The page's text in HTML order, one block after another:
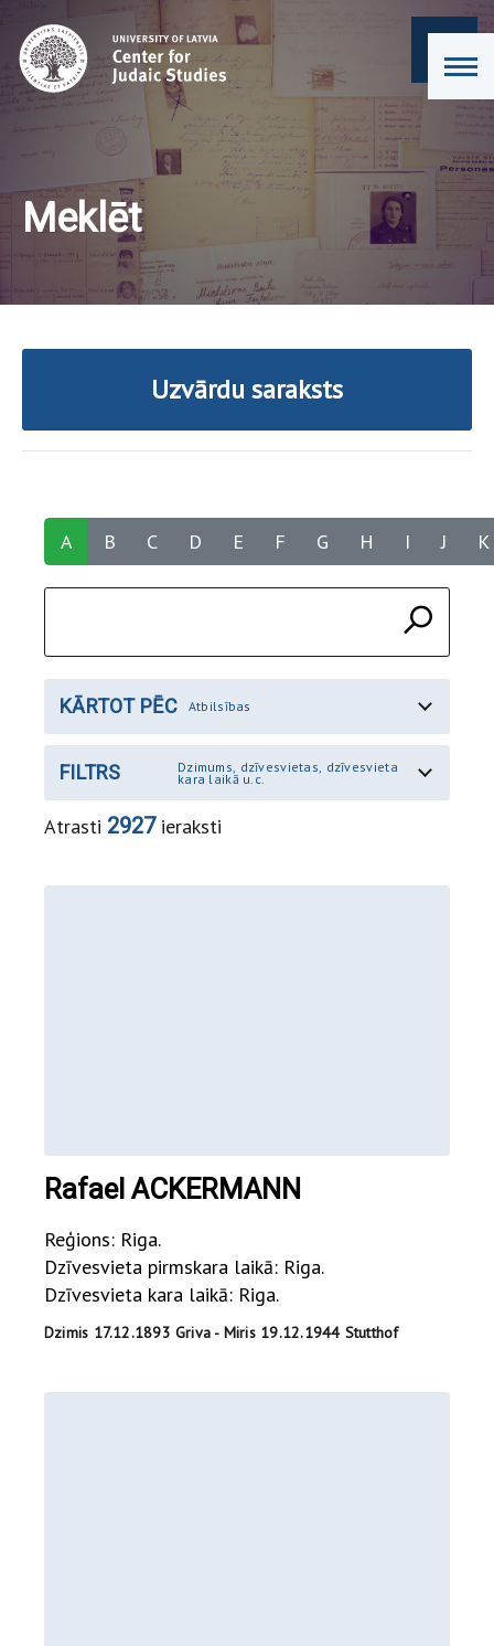
Meklēt
Uzvārdu saraksts
A B C D E F G H I J K
KĀRTOT PĒC Atbilsības
FILTRS Dzimums, dzīvesvietas, dzīvesvieta
kara laikā u.c.
Atrasti 2927ieraksti
Rafael ACKERMANN
Reģions: Riga.
Dzīvesvieta pirmskara laikā: Riga.
Dzīvesvieta kara laikā: Riga.
Dzimis 17.12.1893 Griva - Miris 19.12.1944 Stutthof